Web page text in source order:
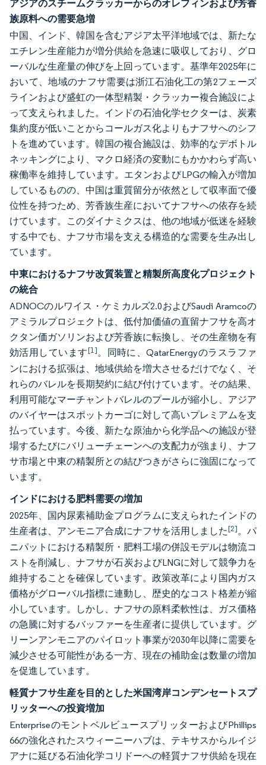
アジアのスチームクラッカーからのオレフィンおよび芳香
族原料への需要急増
中国、インド、韓国を含むアジア太平洋地域では、新たな
エチレン生産能力が増分供給を急速に吸収しており、グロ
ーバルな生産量の伸びを上回っています。基準年2025年に
おいて、地域のナフサ需要は浙江石油化工の第2フェーズ
ラインおよび盛虹の一体型精製・クラッカー複合施設によ
って支えられました。インドの石油化学セクターは、炭素
集約度が低いことからコールガス化よりもナフサへのシフ
トを進めています。韓国の複合施設は、効率的なデボトル
ネッキングにより、マクロ経済の変動にもかかわらず高い
稼働率を維持しています。エタンおよびLPGの輸入が増加
しているものの、中国は重質留分が依然として収率面で優
位性を持つため、芳香族生産においてナフサへの依存を続
けています。このダイナミクスは、他の地域が低迷を経験
する中でも、ナフサ市場を支える構造的な需要を生み出し
ています。
中東におけるナフサ改質装置と精製所高度化プロジェクト
の統合
ADNOCのルワイス・ケミカルズ2.0およびSaudi Aramcoの
アミラルプロジェクトは、低付加価値の直留ナフサを高オ
クタン価ガソリンおよび芳香族に転換し、その生産物を有
効活用しています[1]。同時に、QatarEnergyのラスラファ
ンにおける拡張は、地域供給を増大させるだけでなく、そ
れらのバレルを長期契約に結び付けています。その結果、
利用可能なマーチャントバレルのプールが縮小し、アジア
のバイヤーはスポットカーゴに対して高いプレミアムを支
払っています。今後、新たな原油から化学品への施設が登
場するたびにバリューチェーンへの支配力が強まり、ナフ
サ市場と中東の精製所との結びつきがさらに強固になって
います。
インドにおける肥料需要の増加
2025年、国内尿素補助金プログラムに支えられたインドの
生産者は、アンモニア合成にナフサを活用しました[2]。パ
ニパットにおける精製所・肥料工場の併設モデルは物流コ
ストを削減し、ナフサが石炭およびLNGに対して競争力を
維持することを確保しています。政策改革により国内ガス
価格がグローバル指標に連動し、歴史的なコスト格差が縮
小しています。しかし、ナフサの原料柔軟性は、ガス価格
の急騰に対するバッファーを生産者に提供しています。グ
リーンアンモニアのパイロット事業が2030年以降に需要を
減少させる可能性がある一方、現在の補助金は数量の増加
を促進しています。
軽質ナフサ生産を目的とした米国湾岸コンデンセートスプ
リッターへの投資増加
EnterpriseのモントベルビュースプリッターおよびPhillips
66の強化されたスウィーニーハブは、テキサスからルイジ
アナに延びる石油化学コリドーへの軽質ナフサ供給を現在